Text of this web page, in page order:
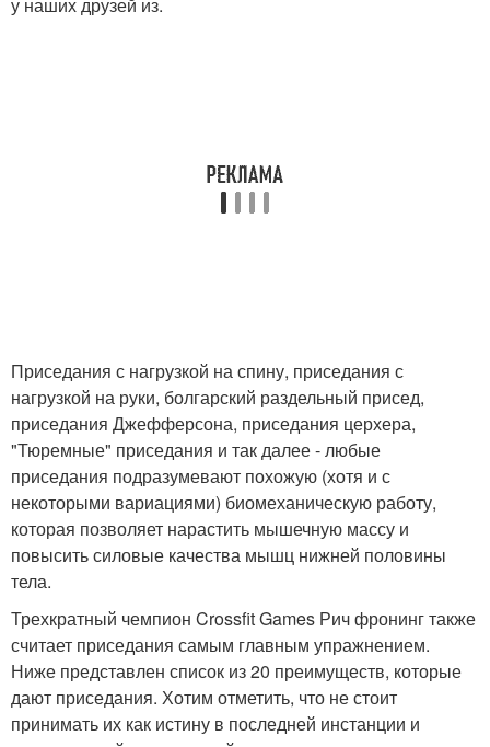
у наших друзей из.
Приседания с нагрузкой на спину, приседания с
нагрузкой на руки, болгарский раздельный присед,
приседания Джефферсона, приседания церхера,
"Тюремные" приседания и так далее - любые
приседания подразумевают похожую (хотя и с
некоторыми вариациями) биомеханическую работу,
которая позволяет нарастить мышечную массу и
повысить силовые качества мышц нижней половины
тела.
Трехкратный чемпион Crossfit Games Рич фронинг также
считает приседания самым главным упражнением.
Ниже представлен список из 20 преимуществ, которые
дают приседания. Хотим отметить, что не стоит
принимать их как истину в последней инстанции и